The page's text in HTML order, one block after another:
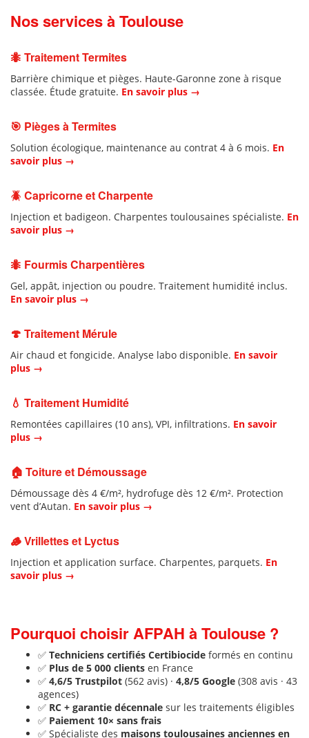
Nos services à Toulouse
🐜 Traitement Termites
Barrière chimique et pièges. Haute-Garonne zone à risque
classée. Étude gratuite. En savoir plus →
🎯 Pièges à Termites
Solution écologique, maintenance au contrat 4 à 6 mois. En
savoir plus →
🪲 Capricorne et Charpente
Injection et badigeon. Charpentes toulousaines spécialiste. En
savoir plus →
🐜 Fourmis Charpentières
Gel, appât, injection ou poudre. Traitement humidité inclus.
En savoir plus →
🍄 Traitement Mérule
Air chaud et fongicide. Analyse labo disponible. En savoir
plus →
💧 Traitement Humidité
Remontées capillaires (10 ans), VPI, infiltrations. En savoir
plus →
🏠 Toiture et Démoussage
Démoussage dès 4 €/m², hydrofuge dès 12 €/m². Protection
vent d’Autan. En savoir plus →
🪵 Vrillettes et Lyctus
Injection et application surface. Charpentes, parquets. En
savoir plus →
Pourquoi choisir AFPAH à Toulouse ?
✅ Techniciens certifiés Certibiocide formés en continu
✅ Plus de 5 000 clients en France
✅ 4,6/5 Trustpilot (562 avis) · 4,8/5 Google (308 avis · 43
agences)
✅ RC + garantie décennale sur les traitements éligibles
✅ Paiement 10× sans frais
✅ Spécialiste des maisons toulousaines anciennes en